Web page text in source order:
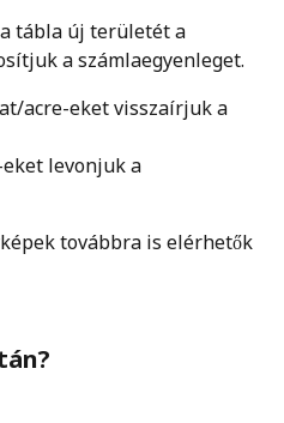
tábla új területét a
a számlaegyenleget.
acre-eket visszaírjuk a
levonjuk a
továbbra is elérhetők